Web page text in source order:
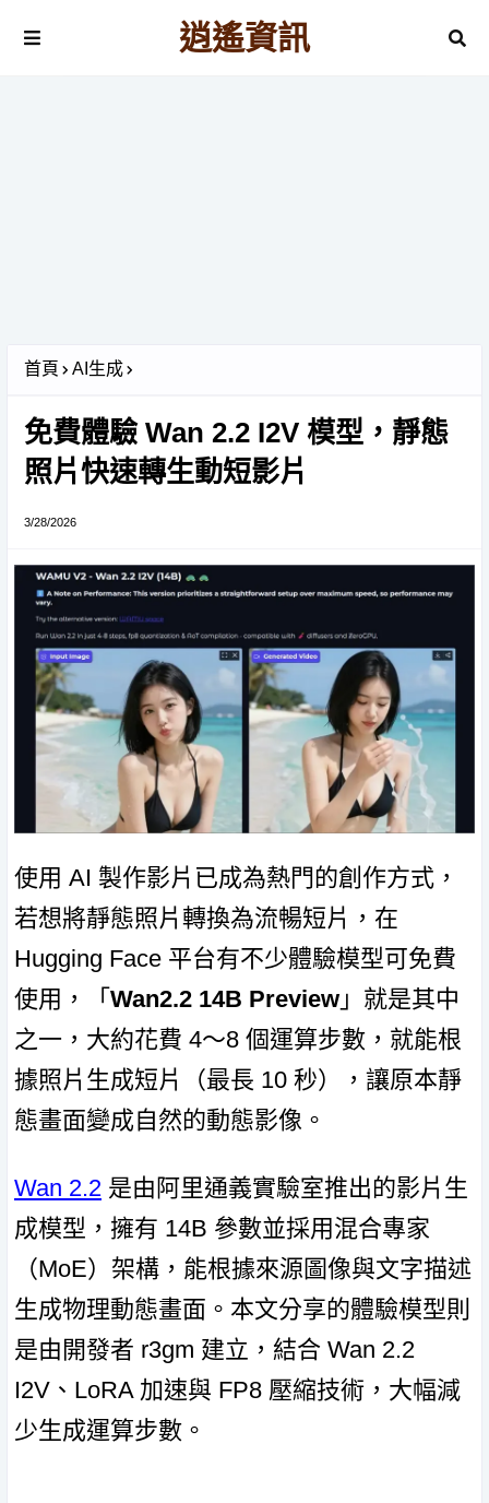
逍遙資訊
首頁 AI生成
免費體驗 Wan 2.2 I2V 模型，靜態
照片快速轉生動短影片
3/28/2026
使用 AI 製作影片已成為熱門的創作方式，
若想將靜態照片轉換為流暢短片，在
Hugging Face 平台有不少體驗模型可免費
使用，「 Wan2.2 14B Preview 」就是其中
之一，大約花費 4～8 個運算步數，就能根
據照片生成短片（最長 10 秒），讓原本靜
態畫面變成自然的動態影像。
Wan 2.2 是由阿里通義實驗室推出的影片生
成模型，擁有 14B 參數並採用混合專家
（MoE）架構，能根據來源圖像與文字描述
生成物理動態畫面。本文分享的體驗模型則
是由開發者 r3gm 建立，結合 Wan 2.2
I2V、LoRA 加速與 FP8 壓縮技術，大幅減
少生成運算步數。